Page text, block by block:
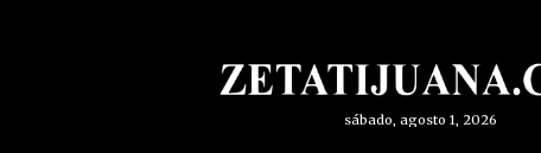
sábado, agosto 1, 2026